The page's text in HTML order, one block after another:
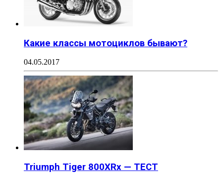
Какие классы мотоциклов бывают?
04.05.2017
Triumph Tiger 800XRx — ТЕСТ